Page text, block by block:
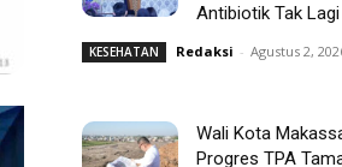
Antibiotik Tak
KESEHATAN Redaksi - Agustus 2,
Wali Kota
Progres TPA